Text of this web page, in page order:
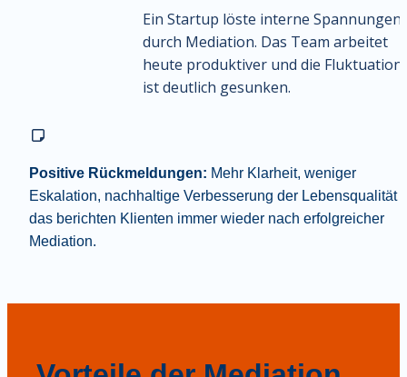
Ein Startup löste interne Spannungen
durch Mediation. Das Team arbeitet
heute produktiver und die Fluktuation
ist deutlich gesunken.
Positive Rückmeldungen: Mehr Klarheit, weniger
Eskalation, nachhaltige Verbesserung der Lebensqualität
das berichten Klienten immer wieder nach erfolgreicher
Mediation.